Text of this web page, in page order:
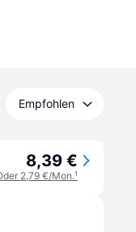
Empfohlen
8,39 €
2,79 €/Mon.¹